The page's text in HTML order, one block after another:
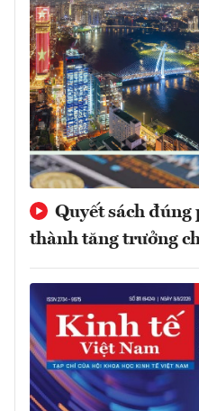
Quyết sách đúng
thành tăng trưởng